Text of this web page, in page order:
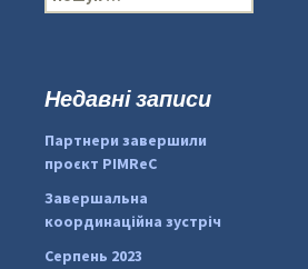
о
:Недавні записи
Партнери завершили
проєкт PIMReC
Завершальна
координаційна зустріч
Серпень 2023